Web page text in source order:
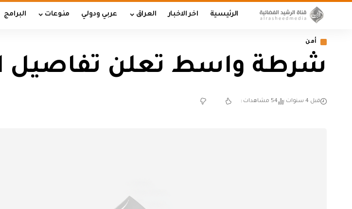
الرئيسية اخر الاخبار العراق عربي ودولي منوعات البرامج
أمن
شرطة واسط تعلن تفاصيل
قبل 4 سنوات 54 مشاهدات